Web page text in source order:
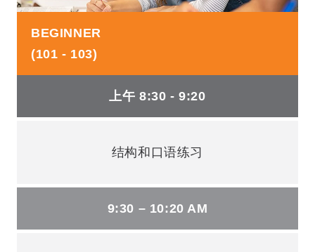
BEGINNER
(101 - 103)
上午 8:30 - 9:20
结构和口语练习
9:30 – 10:20 AM